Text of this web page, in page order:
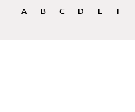
A B C D E F